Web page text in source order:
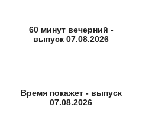
60 минут вечерний -
выпуск 07.08.2026
Время покажет - выпуск
07.08.2026